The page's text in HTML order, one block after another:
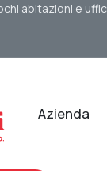
abitazioni e
Azienda